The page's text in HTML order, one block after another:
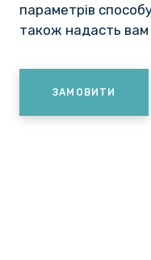
параметрів
також надасть
ЗАМОВИТИ